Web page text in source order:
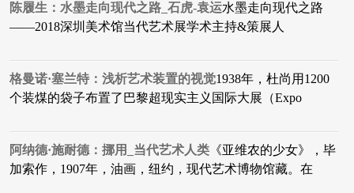
陈履生：水墨走向现代之路_石虎-袁运水墨走向现代之路
——2018深圳美术馆当代艺术展学术主持&策展人
格曼诺·塞兰特：浅析艺术装置的视觉1938年，杜尚用1200
个装煤的袋子布置了巴黎超现实主义国际大展（Expo
阿纳德·施耐德：挪用_当代艺术人类 ​《亚维农的少女》，毕
加索作，1907年，油画，纽约，现代艺术博物馆藏。在